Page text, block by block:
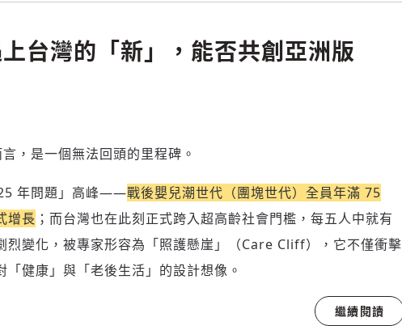
台灣的「新」，能否共創亞洲版
，是一個無法回頭的里程碑。
年問題」高峰——戰後嬰兒潮世代（團塊世代）全員年滿 75
增長 ；而台灣也在此刻正式跨入超高齡社會門檻，每五人中就有
烈變化，被專家形容為「照護懸崖」（Care Cliff），它不僅衝擊
健康」與「老後生活」的設計想像。
繼續閱讀